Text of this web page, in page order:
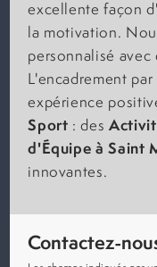
excellente façon
la motivation.
personnalisé
L'encadrement
expérience
Sport : des
d'Équipe à Saint
innovantes.
Contactez-